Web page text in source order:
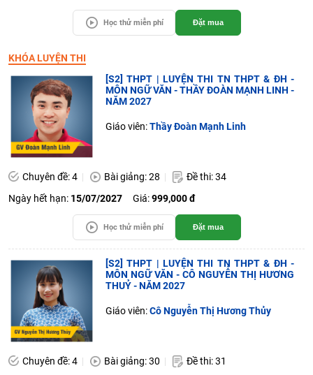
Học thử miễn phí Đặt mua
KHÓA LUYỆN THI
[S2] THPT | LUYỆN THI TN THPT & ĐH -
MÔN NGỮ VĂN - THẦY ĐOÀN MẠNH LINH -
NĂM 2027
Giáo viên:Thầy Đoàn Mạnh Linh
Chuyên đề: 4 Bài giảng: 28
Đề thi: 34
Ngày hết hạn: 15/07/2027 Giá:999,000 đ
Học thử miễn phí Đặt mua
[S2] THPT | LUYỆN THI TN THPT & ĐH -
MÔN NGỮ VĂN - CÔ NGUYỄN THỊ HƯƠNG
THUỶ - NĂM 2027
Giáo viên:Cô Nguyễn Thị Hương Thủy
Chuyên đề: 4 Bài giảng: 30
Đề thi: 31